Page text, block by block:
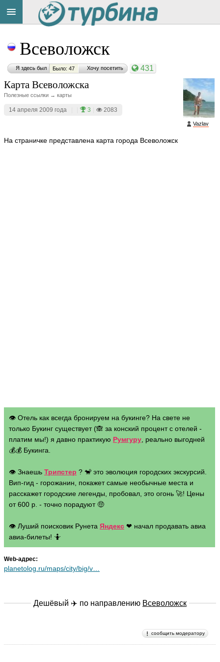
Всеволожск
Я здесь был Было: 47 Хочу посетить 431
Vazlav
Карта Всеволожска
Полезные ссылки → карты
14 апреля 2009 года 3 2083
На страничке представлена карта города Всеволожск
👁 Отель как всегда бронируем на букинге? На свете не
только Букинг существует (🙈 за конский процент с отелей -
платим мы!) я давно практикую Румгуру , реально выгодней
💰💰 Букинга.
👁 Знаешь Трипстер ? 🐒 это эволюция городских экскурсий.
Вип-гид - горожанин, покажет самые необычные места и
расскажет городские легенды, пробовал, это огонь 🚀! Цены
от 600 р. - точно порадуют 🤑
👁 Луший поисковик Рунета Яндекс ❤ начал продавать авиа
авиа-билеты! 🤷
Web-адрес:
planetolog.ru/maps/city/big/v…
Дешёвый ✈️ по направлению Всеволожск
сообщить модератору
на
сайте: